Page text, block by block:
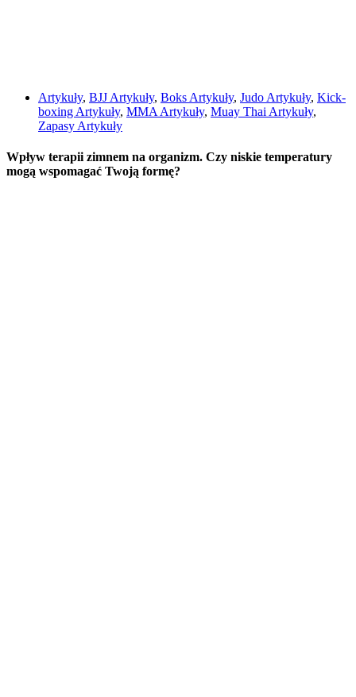
Artykuły, BJJ Artykuły, Boks Artykuły, Judo Artykuły, Kick-
boxing Artykuły, MMA Artykuły, Muay Thai Artykuły,
Zapasy Artykuły
Wpływ terapii zimnem na organizm. Czy niskie temperatury
mogą wspomagać Twoją formę?